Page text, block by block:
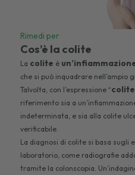
Rimedi per
Cos’è la colite
La colite è
che si può inquadrare nell’ampio
Talvolta, con l’espressione “colite
riferimento sia a
indeterminata, e sia alla colite
verificabile.
La diagnosi di colite si basa sugli
laboratorio, come radiografie
tramite la colonscopia.